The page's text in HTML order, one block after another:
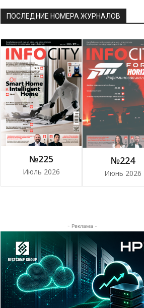
ПОСЛЕДНИЕ НОМЕРА ЖУРНАЛОВ
№225
Июль 2026
№224
Июнь 2026
- Реклама -